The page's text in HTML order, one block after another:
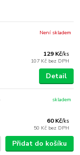
129 Kč/ks
107 Kč bez DPH
Není skladem
Detail
60 Kč/ks
50 Kč bez DPH
skladem
Přidat do košíku